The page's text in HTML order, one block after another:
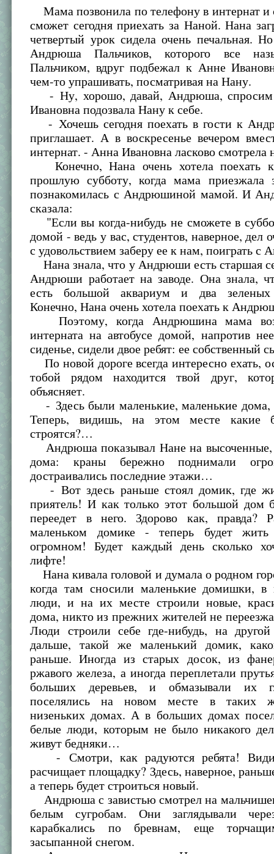
Мама позвонила по телефону в интернат и
сможет сегодня приехать за Наной. Нана
четвертый урок сидела очень печальная.
Андрюша Пальчиков, которого все
Пальчиком, вдруг подбежал к Анне
чем-то упрашивать, посматривая на Нану.
- Ну, хорошо, давай, Андрюша,
Ивановна подозвала Нану к себе.
- Хочешь сегодня поехать в гости к
приглашает. А в воскресенье вечером
интернат. - Анна Ивановна ласково смотрела
Конечно, Нана очень хотела
прошлую субботу, когда мама приезжала
познакомилась с Андрюшиной мамой. И
сказала:
"Если вы когда-нибудь не сможете в
домой - ведь у вас, студентов, наверное, дел
с удовольствием заберу ее к нам, поиграть
Нана знала, что у Андрюши есть старшая
Андрюши работает на заводе. Она знала,
есть большой аквариум и два зеленых
Конечно, Нана очень хотела поехать к
Поэтому, когда Андрюшина мама
интерната на автобусе домой, напротив
сиденье, сидели двое ребят: ее собственный
По новой дороге всегда интересно ехать,
тобой рядом находится твой друг,
объясняет.
- Здесь были маленькие, маленькие дома,
Теперь, видишь, на этом месте какие
строятся?…
Андрюша показывал Нане на высоченные,
дома: краны бережно поднимали
достраивались последние этажи…
- Вот здесь раньше стоял домик, где
приятель! И как только этот большой дом
переедет в него. Здорово как,
маленьком домике - теперь будет
огромном! Будет каждый день сколько
лифте!
Нана кивала головой и думала о родном
когда там сносили маленькие домишки,
люди, и на их месте строили новые,
дома, никто из прежних жителей не
Люди строили себе где-нибудь, на
дальше, такой же маленький домик,
раньше. Иногда из старых досок, из
ржавого железа, а иногда переплетали
больших деревьев, и обмазывали их
поселялись на новом месте в таких
низеньких домах. А в больших домах
белые люди, которым не было никакого
живут бедняки…
- Смотри, как радуются ребята!
расчищает площадку? Здесь, наверное,
а теперь будет строиться новый.
Андрюша с завистью смотрел на
белым сугробам. Они заглядывали
карабкались по бревнам, еще
засыпанной снегом.